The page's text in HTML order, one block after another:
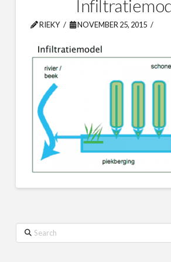
RIEKY NOVEMBER 25, 2015
Search